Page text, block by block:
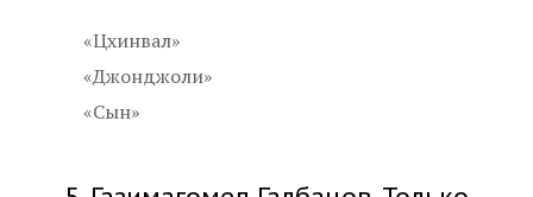
«Цхинвал»
«Джонджоли»
«Сын»